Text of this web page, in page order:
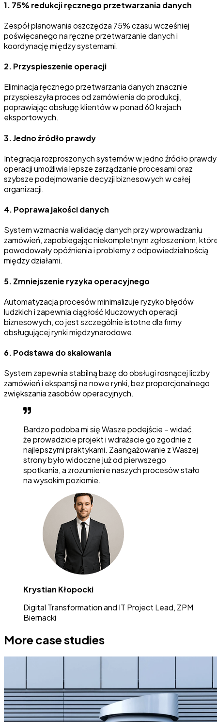
1. 75% redukcji ręcznego przetwarzania danych
Zespół planowania oszczędza 75% czasu wcześniej
poświęcanego na ręczne przetwarzanie danych i
koordynację między systemami.
2. Przyspieszenie operacji
Eliminacja ręcznego przetwarzania danych znacznie
przyspieszyła proces od zamówienia do produkcji,
poprawiając obsługę klientów w ponad 60 krajach
eksportowych.
3.Jedno źródło prawdy
Integracja rozproszonych systemów w jedno źródło
operacji umożliwia lepsze zarządzanie procesami oraz
szybsze podejmowanie decyzji biznesowych w całej
organizacji.
4. Poprawa jakości danych
System wzmacnia walidację danych przy wprowadzaniu
zamówień, zapobiegając niekompletnym zgłoszeniom,
powodowały opóźnienia i problemy z odpowiedzialnością
między działami.
5. Zmniejszenie ryzyka operacyjnego
Automatyzacja procesów minimalizuje ryzyko błędów
ludzkich i zapewnia ciągłość kluczowych operacji
biznesowych, co jest szczególnie istotne dla firmy
obsługującej rynki międzynarodowe.
6. Podstawa do skalowania
System zapewnia stabilną bazę do obsługi rosnącej liczby
zamówień i ekspansji na nowe rynki, bez proporcjonalnego
zwiększania zasobów operacyjnych.
Bardzo podoba mi się Wasze podejście – widać,
że prowadzicie projekt i wdrażacie go zgodnie z
najlepszymi praktykami. Zaangażowanie z Waszej
strony było widoczne już od pierwszego
spotkania, a zrozumienie naszych procesów stało
na wysokim poziomie.
Krystian Kłopocki
Digital Transformation and IT Project Lead, ZPM
Biernacki
More case studies